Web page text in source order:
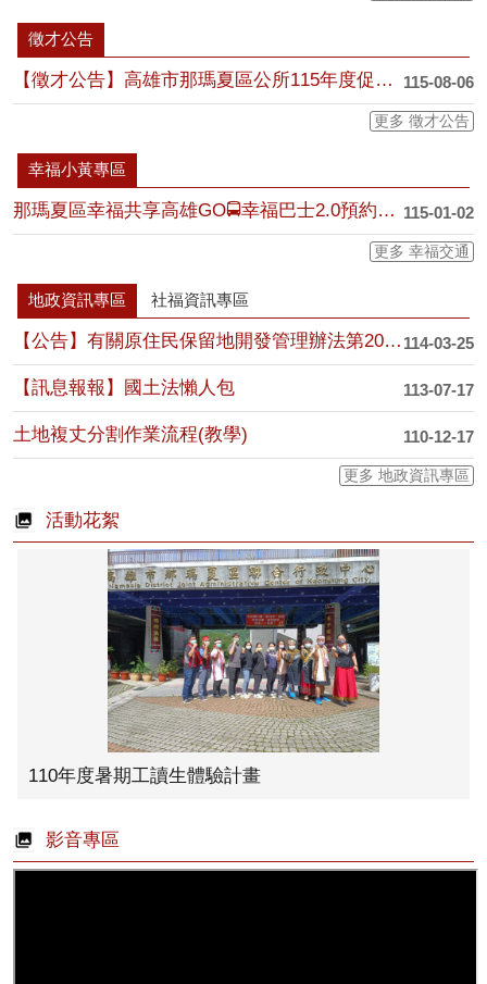
徵才公告
115-08-06
【徵才公告】高雄市那瑪夏區公所115年度促進原住民族地區就業計畫臨時人員甄選公告
更多 徵才公告
幸福小黃專區
115-01-02
那瑪夏區幸福共享高雄GO🚍幸福巴士2.0預約服務說明
更多 幸福交通
地政資訊專區 社福資訊專區
114-03-25
【公告】有關原住民保留地開發管理辦法第20條規定修正後，辦理中之原住民保留地公告....
113-07-17
【訊息報報】國土法懶人包
110-12-17
土地複丈分割作業流程(教學)
更多 地政資訊專區
活動花絮
110年度暑期工讀生體驗計畫
影音專區